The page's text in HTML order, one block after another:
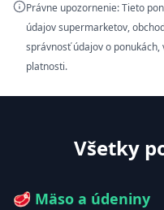
Právne upozornenie: Tieto
údajov supermarketov,
správnosť údajov o
platnosti.
Všetky
🥩 Mäso a údeniny